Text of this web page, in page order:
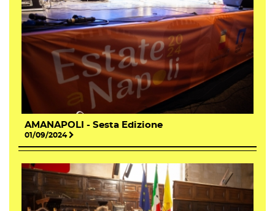
AMANAPOLI - Sesta Edizione
01/09/2024